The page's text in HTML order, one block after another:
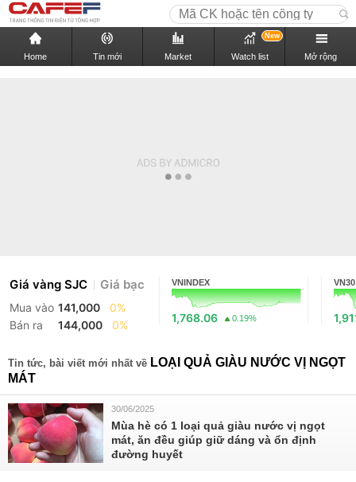
Home Tin mới Market Watch list
New
Mở rộng
Giá vàng SJC Giá bạc
Mua vào 141,000
0%
Bán ra
144,000 0%
VNINDEX
1,768.06 0.19%
VN30
Tin tức, bài viết mới nhất về LOẠI QUẢ GIÀU NƯỚC VỊ NGỌT
MÁT
30/06/2025
Mùa hè có 1 loại quả giàu nước vị ngọt
mát, ăn đều giúp giữ dáng và ổn định
đường huyết